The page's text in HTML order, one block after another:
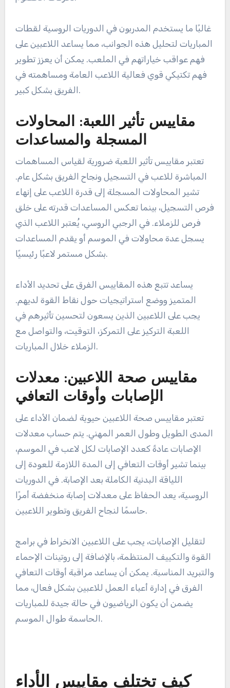
غالبًا ما يستخدم المدربون في الدوريات الروسية لقطات
المباريات لتحليل هذه الجوانب، مما يساعد اللاعبين على
فهم عواقب خياراتهم في الملعب. يمكن أن يعزز تطوير
فهم تكتيكي قوي فعالية اللاعب العامة ومساهمته في
الفريق بشكل كبير.
مقاييس تأثير اللعبة: المحاولات
المسجلة والمساعدات
تعتبر مقاييس تأثير اللعبة ضرورية لقياس المساهمات
المباشرة للاعب في التسجيل ونجاح الفريق بشكل عام.
تشير المحاولات المسجلة إلى قدرة اللاعب على إنهاء
فرص التسجيل، بينما تعكس المساعدات قدرته على خلق
فرص للزملاء. في الرجبي الروسي، يُعتبر اللاعب الذي
يسجل عدة محاولات في الموسم أو يقدم المساعدات
بشكل مستمر لاعبًا رئيسيًا.
يساعد تتبع هذه المقاييس الفرق على تحديد الأداء
المتميز ووضع استراتيجيات حول نقاط القوة لديهم.
يجب على اللاعبين الذين يسعون لتحسين تأثيرهم في
اللعبة التركيز على التمركز، التوقيت، والتواصل مع
الزملاء خلال المباريات.
مقاييس صحة اللاعبين: معدلات
الإصابات وأوقات التعافي
تعتبر مقاييس صحة اللاعبين حيوية لضمان الأداء على
المدى الطويل وطول العمر المهني. يتم حساب معدلات
الإصابات عادةً كعدد الإصابات لكل لاعب في الموسم،
بينما تشير أوقات التعافي إلى المدة اللازمة للعودة إلى
اللياقة البدنية الكاملة بعد الإصابة. في الدوريات
الروسية، يعد الحفاظ على معدلات إصابة منخفضة أمرًا
حاسمًا لنجاح الفريق وتطوير اللاعبين.
لتقليل الإصابات، يجب على اللاعبين الانخراط في برامج
القوة والتكييف المنتظمة، بالإضافة إلى روتينات الإحماء
والتبريد المناسبة. يمكن أن يساعد مراقبة أوقات التعافي
الفرق في إدارة أعباء العمل للاعبين بشكل فعال، مما
يضمن أن يكون الرياضيون في حالة جيدة للمباريات
الحاسمة طوال الموسم.